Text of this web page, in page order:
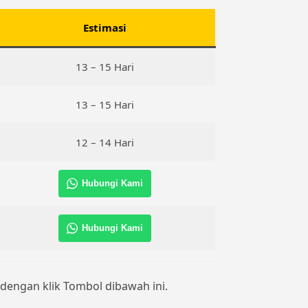
Estimasi
13 – 15 Hari
13 – 15 Hari
12 – 14 Hari
Hubungi Kami
Hubungi Kami
klik Tombol dibawah ini.